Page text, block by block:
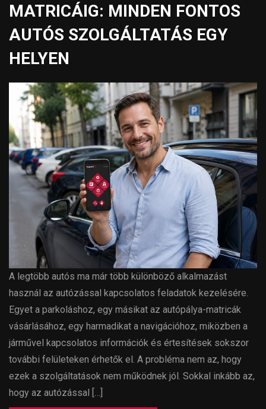
MATRICÁIG: MINDEN FONTOS
AUTÓS SZOLGÁLTATÁS EGY
HELYEN
A legtöbb autós ma már több különböző alkalmazást
használ az autózással kapcsolatos feladatok kezelésére.
Egyet a parkoláshoz, egy másikat az autópálya-matricák
vásárlásához, egy harmadikat a navigációhoz, miközben a
járművel kapcsolatos információk és értesítések sokszor
további felületeken érhetők el. A probléma nem az, hogy
ezek a szolgáltatások nem működnek jól. Sokkal inkább az,
hogy az autózással […]